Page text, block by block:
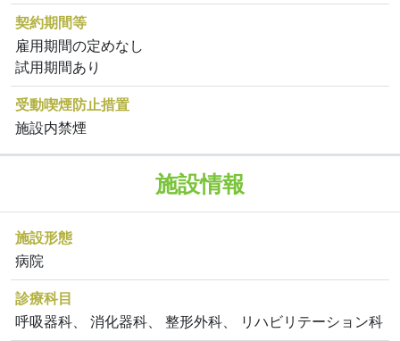
契約期間等
雇用期間の定めなし
試用期間あり
受動喫煙防止措置
施設内禁煙
施設情報
施設形態
病院
診療科目
呼吸器科、 消化器科、 整形外科、 リハビリテーション科